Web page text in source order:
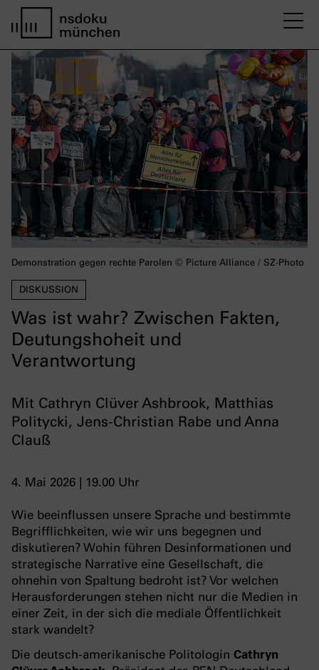
DISKUSSION
Was ist wahr? Zwischen Fakten,
Deutungshoheit und
Verantwortung
Mit Cathryn Clüver Ashbrook, Matthias
Politycki, Jens-Christian Rabe und Anna
Clauß
4. Mai 2026 | 19.00 Uhr
Demonstration gegen rechte Parolen © Picture Alliance / SZ-Photo
Wie beeinflussen unsere Sprache und bestimmte
Begrifflichkeiten, wie wir uns begegnen und
diskutieren? Wohin führen Desinformationen und
strategische Narrative eine Gesellschaft, die
ohnehin von Spaltung bedroht ist? Vor welchen
Herausforderungen stehen nicht nur die Medien in
einer Zeit, in der sich die mediale Öffentlichkeit
stark wandelt?
Die deutsch-amerikanische Politologin Cathryn